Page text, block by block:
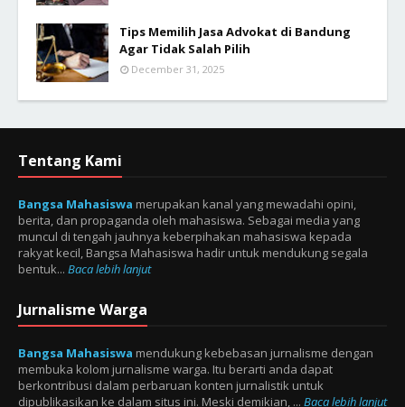
Tips Memilih Jasa Advokat di Bandung
Agar Tidak Salah Pilih
December 31, 2025
Tentang Kami
Bangsa Mahasiswa merupakan kanal yang mewadahi opini,
berita, dan propaganda oleh mahasiswa. Sebagai media yang
muncul di tengah jauhnya keberpihakan mahasiswa kepada
rakyat kecil, Bangsa Mahasiswa hadir untuk mendukung segala
bentuk... Baca lebih lanjut
Jurnalisme Warga
Bangsa Mahasiswa mendukung kebebasan jurnalisme dengan
membuka kolom jurnalisme warga. Itu berarti anda dapat
berkontribusi dalam perbaruan konten jurnalistik untuk
dipublikasikan ke dalam situs ini. Meski demikian, ... Baca lebih lanjut